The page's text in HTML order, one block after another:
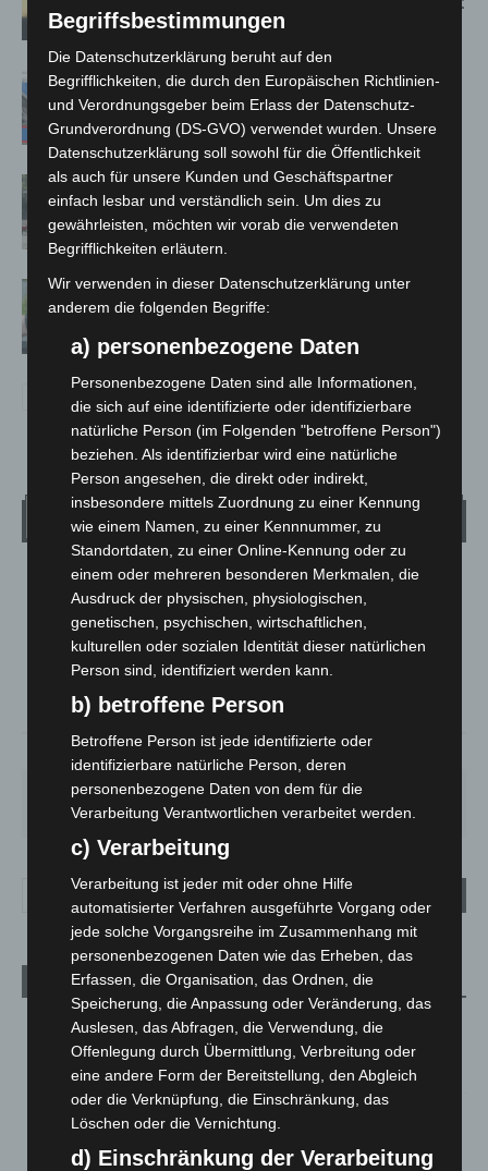
Mann läuft mit Hockeyschläger über
A7 – Polizei sucht Zeugen
Gasleitung bei McDonald’s-Umbau in
Langenhagen beschädigt
Langenhagen: Autofahrer mit 3,17
Promille aus dem Verkehr gezogen
Wetter
LANGENHAGEN
20.3°C 21.1°
SO.
33°
MO.
27°
DI.
24°
MI.
27° 31
Aktuelle Beiträge
Kunst trifft Weingenuss: Barbara-Susann Mehring zeigt ihre
Werke im Jacques’ Wein-Depot Isernhagen
8. August 2026
A2: Zweite Turbobaustelle startet zwischen Hannover-West
8. August 2026
Begriffsbestimmungen
Die Datenschutzerklärung beruht auf den
Begrifflichkeiten, die durch den Europäischen Richtlinien-
und Verordnungsgeber beim Erlass der Datenschutz-
Grundverordnung (DS-GVO) verwendet wurden. Unsere
Datenschutzerklärung soll sowohl für die Öffentlichkeit
als auch für unsere Kunden und Geschäftspartner
einfach lesbar und verständlich sein. Um dies zu
gewährleisten, möchten wir vorab die verwendeten
Begrifflichkeiten erläutern.
Wir verwenden in dieser Datenschutzerklärung unter
anderem die folgenden Begriffe:
a) personenbezogene Daten
Personenbezogene Daten sind alle Informationen,
die sich auf eine identifizierte oder identifizierbare
natürliche Person (im Folgenden "betroffene Person")
beziehen. Als identifizierbar wird eine natürliche
Person angesehen, die direkt oder indirekt,
insbesondere mittels Zuordnung zu einer Kennung
wie einem Namen, zu einer Kennnummer, zu
Standortdaten, zu einer Online-Kennung oder zu
einem oder mehreren besonderen Merkmalen, die
Ausdruck der physischen, physiologischen,
genetischen, psychischen, wirtschaftlichen,
kulturellen oder sozialen Identität dieser natürlichen
Person sind, identifiziert werden kann.
b) betroffene Person
Betroffene Person ist jede identifizierte oder
identifizierbare natürliche Person, deren
personenbezogene Daten von dem für die
Verarbeitung Verantwortlichen verarbeitet werden.
c) Verarbeitung
Verarbeitung ist jeder mit oder ohne Hilfe
automatisierter Verfahren ausgeführte Vorgang oder
jede solche Vorgangsreihe im Zusammenhang mit
personenbezogenen Daten wie das Erheben, das
Erfassen, die Organisation, das Ordnen, die
Speicherung, die Anpassung oder Veränderung, das
Auslesen, das Abfragen, die Verwendung, die
Offenlegung durch Übermittlung, Verbreitung oder
eine andere Form der Bereitstellung, den Abgleich
oder die Verknüpfung, die Einschränkung, das
Löschen oder die Vernichtung.
d) Einschränkung der Verarbeitung